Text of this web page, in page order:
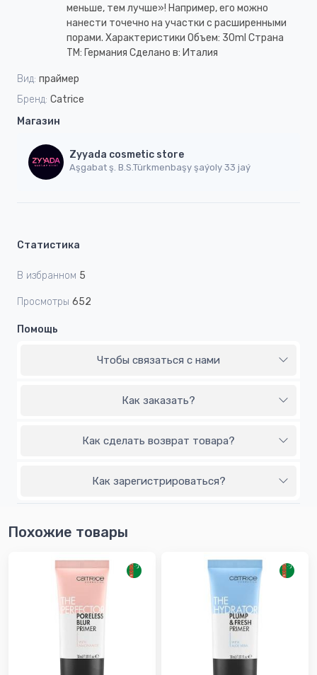
меньше, тем лучше»! Например, его можно
нанести точечно на участки с расширенными
порами. Характеристики Объем: 30ml Страна
ТМ: Германия Сделано в: Италия
Вид: праймер
Бренд: Catrice
Магазин
Zyyada cosmetic store
Aşgabat ş. B.S.Türkmenbaşy şaýoly 33 jaý
Статистика
В избранном 5
Просмотры 652
Помощь
Чтобы связаться с нами
Как заказать?
Как сделать возврат товара?
Как зарегистрироваться?
Похожие товары